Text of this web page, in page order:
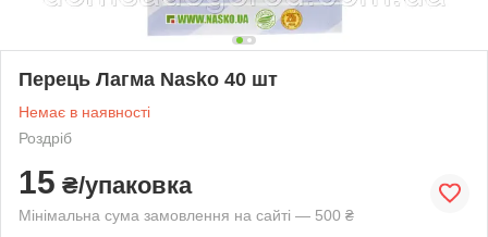
Перець Лагма Nasko 40 шт
Немає в наявності
Роздріб
15 ₴/упаковка
Мінімальна сума замовлення на сайті — 500 ₴